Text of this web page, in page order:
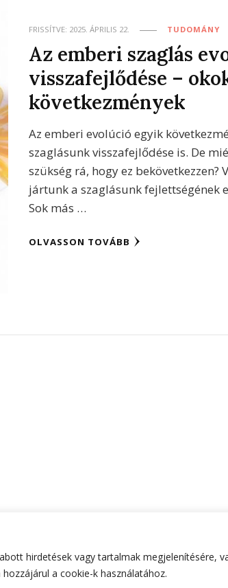
hirdetések vagy tartalmak megjelenítésére,
a cookie-k használatához.
FRISSÍTVE: 2025. ÁPRILIS 22. TUDOMÁNY
Az emberi szaglás
visszafejlődése –
következmények
Az emberi evolúció egyik
szaglásunk visszafejlődése is. De
szükség rá, hogy ez bekövetkezzen?
jártunk a szaglásunk fejlettségének
Sok más …
OLVASSON TOVÁBB
Hello Fashion | Fejlesztette